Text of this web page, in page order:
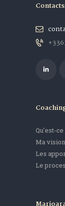
Contacts
Qu'est-
Ma
Les
Le